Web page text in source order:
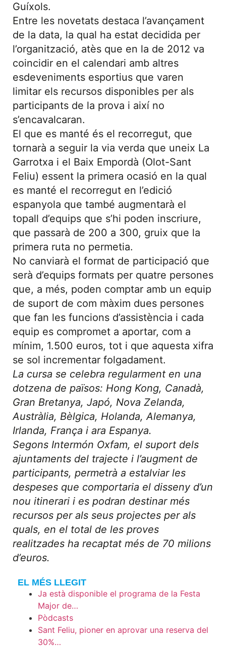
Guíxols.
Entre les novetats destaca l’avançament
de la data, la qual ha estat decidida per
l’organització, atès que en la de 2012 va
coincidir en el calendari amb altres
esdeveniments esportius que varen
limitar els recursos disponibles per als
participants de la prova i així no
s’encavalcaran.
El que es manté és el recorregut, que
tornarà a seguir la via verda que uneix La
Garrotxa i el Baix Empordà (Olot-Sant
Feliu) essent la primera ocasió en la qual
es manté el recorregut en l’edició
espanyola que també augmentarà el
topall d’equips que s’hi poden inscriure,
que passarà de 200 a 300, gruix que la
primera ruta no permetia.
No canviarà el format de participació que
serà d’equips formats per quatre persones
que, a més, poden comptar amb un equip
de suport de com màxim dues persones
que fan les funcions d’assistència i cada
equip es compromet a aportar, com a
mínim, 1.500 euros, tot i que aquesta xifra
se sol incrementar folgadament.
La cursa se celebra regularment en una
dotzena de països: Hong Kong, Canadà,
Gran Bretanya, Japó, Nova Zelanda,
Austràlia, Bèlgica, Holanda, Alemanya,
Irlanda, França i ara Espanya.
Segons Intermón Oxfam, el suport dels
ajuntaments del trajecte i l’augment de
participants, permetrà a estalviar les
despeses que comportaria el disseny d’un
nou itinerari i es podran destinar més
recursos per als seus projectes per als
quals, en el total de les proves
realitzades ha recaptat més de 70 milions
d’euros.
EL MÉS LLEGIT
Ja està disponible el programa de la Festa
Major de…
Pòdcasts
Sant Feliu, pioner en aprovar una reserva del
30%…